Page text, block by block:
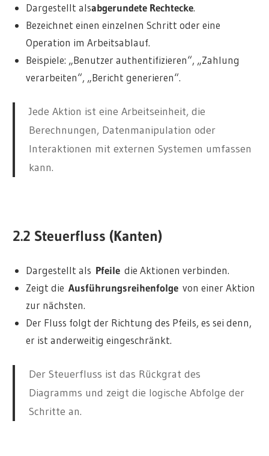
Dargestellt alsabgerundete Rechtecke.
Bezeichnet einen einzelnen Schritt oder eine
Operation im Arbeitsablauf.
Beispiele: „Benutzer authentifizieren“, „Zahlung
verarbeiten“, „Bericht generieren“.
Jede Aktion ist eine Arbeitseinheit, die
Berechnungen, Datenmanipulation oder
Interaktionen mit externen Systemen umfassen
kann.
2.2 Steuerfluss (Kanten)
Dargestellt als Pfeiledie Aktionen verbinden.
Zeigt die Ausführungsreihenfolgevon einer Aktion
zur nächsten.
Der Fluss folgt der Richtung des Pfeils, es sei denn,
er ist anderweitig eingeschränkt.
Der Steuerfluss ist das Rückgrat des
Diagramms und zeigt die logische Abfolge der
Schritte an.